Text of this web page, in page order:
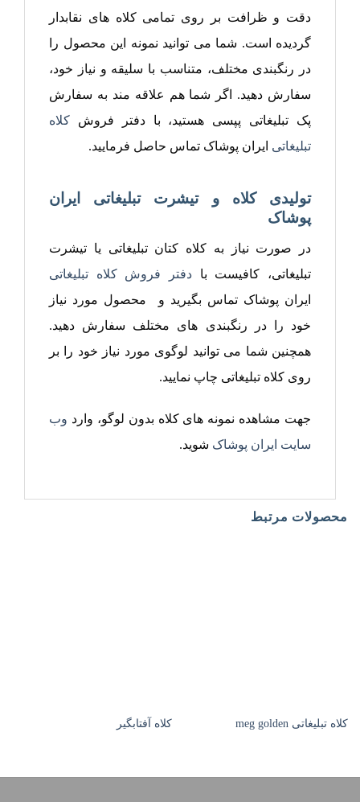
دقت و ظرافت بر روی تمامی کلاه های نقابدار
گردیده است. شما می توانید نمونه این محصول را
در رنگبندی مختلف، متناسب با سلیقه و نیاز خود،
سفارش دهید. اگر شما هم علاقه مند به سفارش
پک تبلیغاتی پپسی هستید، با دفتر فروش کلاه
تبلیغاتی ایران پوشاک تماس حاصل فرمایید.
تولیدی کلاه و تیشرت تبلیغاتی ایران
پوشاک
در صورت نیاز به کلاه کتان تبلیغاتی یا تیشرت
تبلیغاتی، کافیست با دفتر فروش کلاه تبلیغاتی
ایران پوشاک تماس بگیرید و محصول مورد نیاز
خود را در رنگبندی های مختلف سفارش دهید.
همچنین شما می توانید لوگوی مورد نیاز خود را بر
روی کلاه تبلیغاتی چاپ نمایید.
جهت مشاهده نمونه های کلاه بدون لوگو، وارد وب
سایت ایران پوشاک شوید.
محصولات مرتبط
کلاه تبلیغاتی meg golden کلاه آفتابگیر